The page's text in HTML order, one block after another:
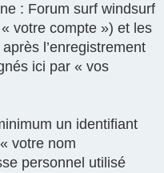
: Forum surf windsurf
votre compte ») et les
l’enregistrement
ici par « vos
un identifiant
votre nom
personnel utilisé